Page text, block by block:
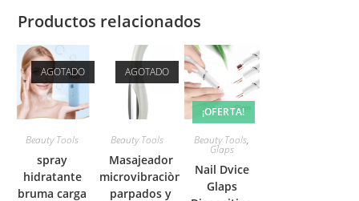
Productos relacionados
AGOTADO
Beauty Tools
spray
hidratante
bruma carga
AGOTADO
Beauty Tools
Masajeador
microvibraciòn
parpados y
¡OFERTA!
Beauty Tools,
Glaps
Nail Dvice
Glaps